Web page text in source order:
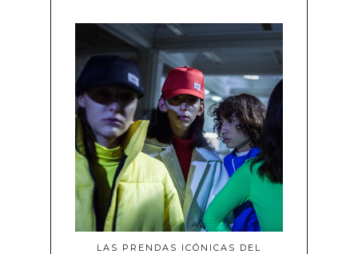
LAS PRENDAS ICÓNICAS DEL